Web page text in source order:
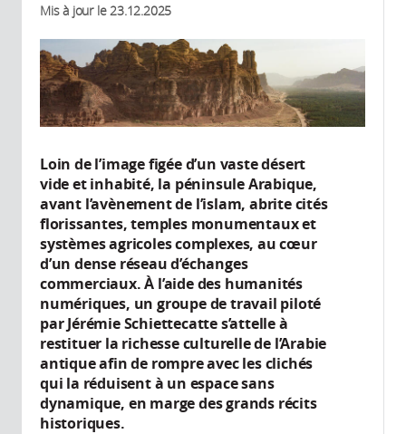
Mis à jour le 23.12.2025
Loin de l’image figée d’un vaste désert
vide et inhabité, la péninsule Arabique,
avant l’avènement de l’islam, abrite cités
florissantes, temples monumentaux et
systèmes agricoles complexes, au cœur
d’un dense réseau d’échanges
commerciaux. À l’aide des humanités
numériques, un groupe de travail piloté
par Jérémie Schiettecatte s’attelle à
restituer la richesse culturelle de l’Arabie
antique afin de rompre avec les clichés
qui la réduisent à un espace sans
dynamique, en marge des grands récits
historiques.